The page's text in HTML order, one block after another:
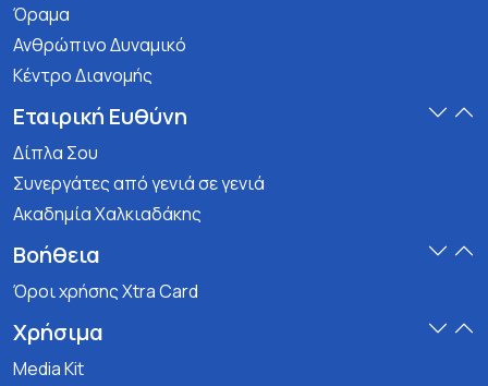
Όραμα
Ανθρώπινο Δυναμικό
Κέντρο Διανομής
Εταιρική Ευθύνη
Δίπλα Σου
Συνεργάτες από γενιά σε γενιά
Ακαδημία Χαλκιαδάκης
Βοήθεια
Όροι χρήσης Xtra Card
Χρήσιμα
Media Kit